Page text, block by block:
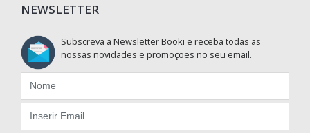
NEWSLETTER
Subscreva a Newsletter Booki e receba todas as
nossas novidades e promoções no seu email.